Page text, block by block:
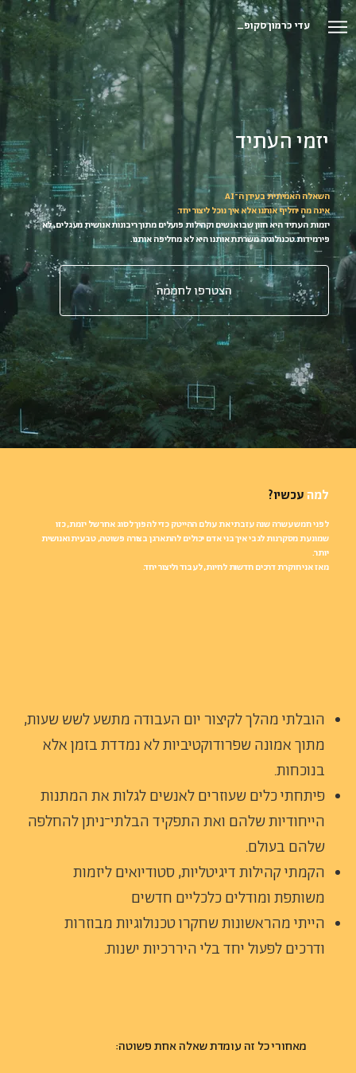
עדי כרמון סקופ_
יזמי העתיד
השאלה האמיתית בעידן ה־AI
אינה מה יחליף אותנו אלא איך נוכל ליצור יחד.
יזמות העתיד היא חזון שבו אנשים וקהילות פועלים מתוך ריבונות אנושית מעגלים, לא
פירמידות. טכנולוגיה משרתת אותנו היא לא מחליפה אותנו.
הצטרפו לחממה
הובלתי מהלך לקיצור יום העבודה מתשע לשש שעות,
מתוך אמונה שפרודוקטיביות לא נמדדת בזמן אלא
בנוכחות.
פיתחתי כלים שעוזרים לאנשים לגלות את המתנות
הייחודיות שלהם ואת התפקיד הבלתי־ניתן להחלפה
שלהם בעולם.
הקמתי קהילות דיגיטליות, סטודיואים ליזמות
משותפת ומודלים כלכליים חדשים
הייתי מהראשונות שחקרו טכנולוגיות מבוזרות
ודרכים לפעול יחד בלי היררכיות ישנות.
למהעכשיו?
לפני חמש עשרה שנה עזבתי את עולם ההייטק כדי להפוך לסוג אחר של יזמת, כזו
שמונעת מסקרנות לגבי איך בני אדם יכולים להתארגן בצורה פשוטה, טבעית ואנושית
יותר.
מאז אני חוקרת דרכים חדשות לחיות, לעבוד וליצור יחד.
מאחורי כל זה עומדת שאלה אחת פשוטה: